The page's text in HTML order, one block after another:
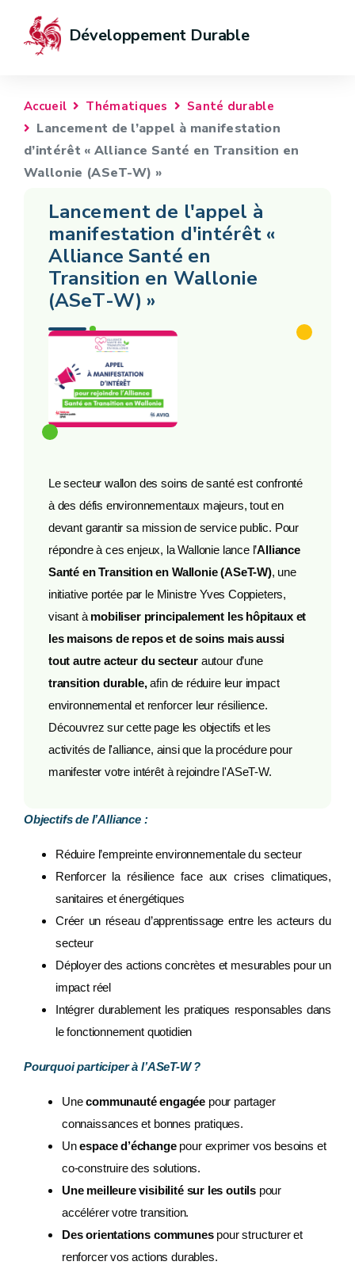
Développement Durable
Accueil Thématiques Santé durable
Lancement de l’appel à manifestation
d’intérêt « Alliance Santé en Transition en
Wallonie (ASeT-W) »
Lancement de l'appel à
manifestation d'intérêt «
Alliance Santé en
Transition en Wallonie
(ASeT-W) »
Le secteur wallon des soins de santé est confronté
à des défis environnementaux majeurs, tout en
devant garantir sa mission de service public. Pour
répondre à ces enjeux, la Wallonie lance l’Alliance
Santé en Transition en Wallonie (ASeT-W), une
initiative portée par le Ministre Yves Coppieters,
visant àmobiliser principalement les hôpitaux et
les maisons de repos et de soins mais aussi
tout autre acteur du secteurautour d’une
transition durable,afin de réduire leur impact
environnemental et renforcer leur résilience.
Découvrez sur cette page les objectifs et les
activités de l'alliance, ainsi que la procédure pour
manifester votre intérêt à rejoindre l'ASeT-W.
Objectifs de l’Alliance :
Réduire l’empreinte environnementale du secteur
Renforcer la résilience face aux crises climatiques,
sanitaires et énergétiques
Créer un réseau d’apprentissage entre les acteurs du
secteur
Déployer des actions concrètes et mesurables pour un
impact réel
Intégrer durablement les pratiques responsables dans
le fonctionnement quotidien
Pourquoi participer à l’ASeT-W ?
Unecommunauté engagée pour partager
connaissances et bonnes pratiques.
Unespace d’échangepour exprimer vos besoins et
co-construire des solutions.
Une meilleure visibilité sur les outilspour
accélérer votre transition.
Des orientations communespour structurer et
renforcer vos actions durables.